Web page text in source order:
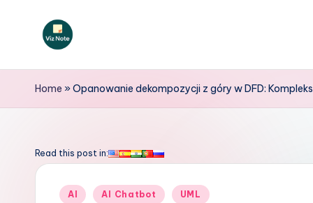
V
iz
o
Home »Opanowanie dekompozycji z góry w DFD:
Read this post in:
Posted
AI AI Chatbot UML